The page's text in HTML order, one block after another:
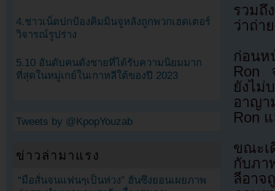
รวมถึ
ว่าถ่า
ก่อนห
Ron
ยังไม่
อาญา
Ron
ขณะเ
กับภ
ลีอา
4.ชาวเน็ตปกป้องคิมมินจูหลังถูกพวกเฮดเตอร์
วิจารณ์รูปร่าง
5.10 อันดับคนดังชายที่ได้รับความนิยมมาก
ที่สุดในหมู่เกย์ในเกาหลีใต้ของปี 2023
Tweets by @KpopYouzab
ข่าวล่ามาแรง
“มือสั่นจนแฟนๆเป็นห่วง” ฮันซึงยอนเผยภาพ